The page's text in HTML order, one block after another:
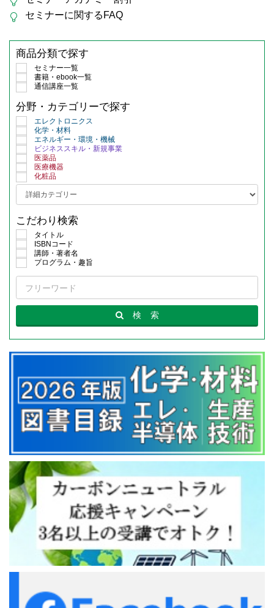
セミナーに関するFAQ
商品分類で探す
セミナー一覧
書籍・ebook一覧
通信講座一覧
分野・カテゴリーで探す
エレクトロニクス
化学・材料
エネルギー・環境・機械
ビジネススキル・新規事業
医薬品
医療機器
化粧品
こだわり検索
タイトル
ISBNコード
講師・著者名
プログラム・趣旨
検 索